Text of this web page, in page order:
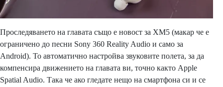
Проследяването на главата също е новост за XM5 (макар че е
ограничено до песни Sony 360 Reality Audio и само за
Android). То автоматично настройва звуковите полета, за да
компенсира движението на главата ви, точно както Apple
Spatial Audio. Така че ако гледате нещо на смартфона си и се